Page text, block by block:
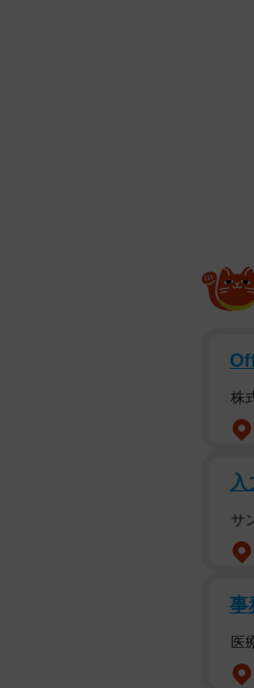
そう
夫と
ろが
家の
えも
ず、
終的
こう
の上
株
サ
事
医